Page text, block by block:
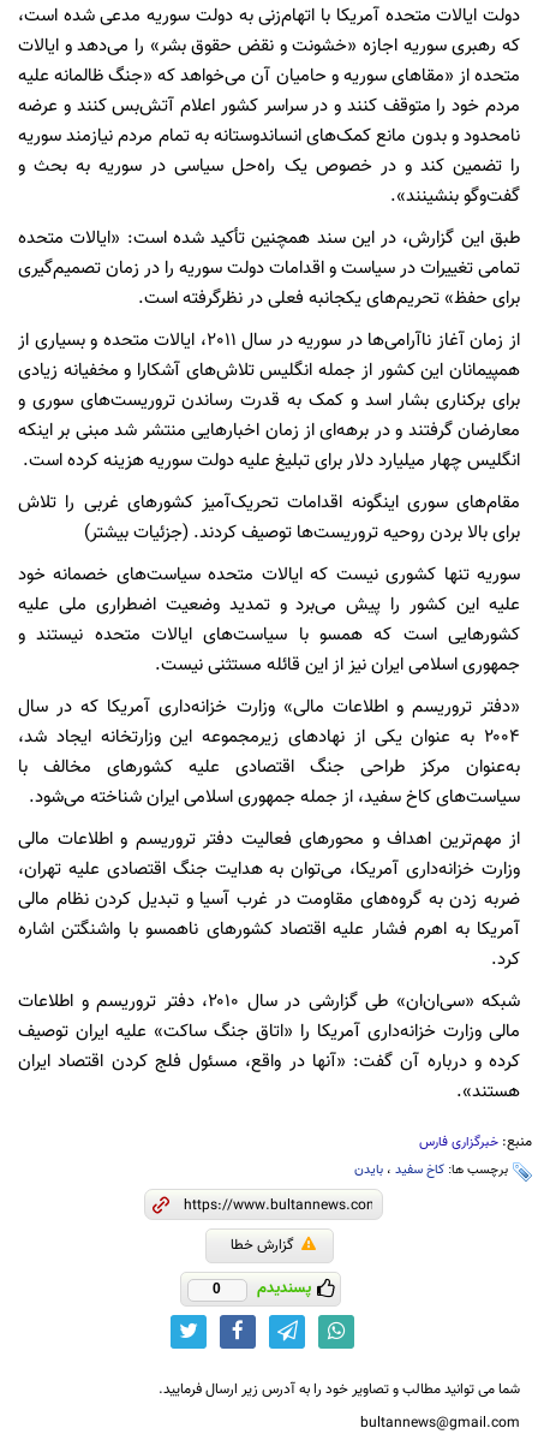
دولت ایالات متحده آمریکا با اتهام‌زنی به دولت سوریه مدعی شده است،
که رهبری سوریه اجازه «خشونت و نقض حقوق بشر» را می‌دهد و ایالات
متحده از «مقا‌های سوریه و حامیان آن می‌خواهد که «جنگ ظالمانه علیه
مردم خود را متوقف کنند و در سراسر کشور اعلام آتش‌بس کنند و عرضه
نامحدود و بدون مانع کمک‌های انساندوستانه به تمام مردم نیازمند سوریه
را تضمین کند و در خصوص یک راه‌حل سیاسی در سوریه به بحث و
گفت‌وگو بنشینند».
طبق این گزارش، در این سند همچنین تأکید شده است: «ایالات متحده
تمامی تغییرات در سیاست و اقدامات دولت سوریه را در زمان تصمیم‌گیری
برای حفظ» تحریم‌های یکجانبه فعلی در نظرگرفته است.
از زمان آغاز ناآرامی‌ها در سوریه در سال 2011، ایالات متحده و بسیاری از
همپیمانان این کشور از جمله انگلیس تلاش‌های آشکارا و مخفیانه‌ زیادی
برای برکناری بشار اسد و کمک به قدرت رساندن تروریست‌های سوری و
معارضان گرفتند و در برهه‌ای از زمان اخبارهایی منتشر شد مبنی بر اینکه
انگلیس چهار میلیارد دلار برای تبلیغ علیه دولت سوریه هزینه کرده است.
مقام‌های سوری اینگونه اقدامات تحریک‌آمیز کشورهای غربی را تلاش‌
برای بالا بردن روحیه تروریست‌ها توصیف کردند. (جزئیات بیشتر)
سوریه تنها کشوری نیست که ایالات متحده سیاست‌های خصمانه خود
علیه این کشور را پیش می‌برد و تمدید وضعیت اضطراری ملی علیه
کشورهایی است که همسو با سیاست‌های ایالات متحده نیستند و
جمهوری اسلامی ایران نیز از این قائله مستثنی نیست.
«دفتر تروریسم و اطلاعات مالی» وزارت خزانه‌داری آمریکا که در سال
۲۰۰۴ به عنوان یکی از نهادهای زیرمجموعه این وزارتخانه ایجاد شد،
به‌عنوان مرکز طراحی جنگ اقتصادی علیه کشورهای مخالف با
سیاست‌های کاخ سفید، از جمله جمهوری اسلامی ایران شناخته می‌شود.
از مهم‌ترین اهداف و محورهای فعالیت دفتر تروریسم و اطلاعات مالی
وزارت خزانه‌داری آمریکا، می‌توان به هدایت جنگ اقتصادی علیه تهران،
ضربه زدن به گروه‌های مقاومت در غرب آسیا و تبدیل کردن نظام مالی
آمریکا به اهرم فشار علیه اقتصاد کشورهای ناهمسو با واشنگتن اشاره
کرد.
شبکه «سی‌ان‌ان» طی گزارشی در سال ۲۰۱۰، دفتر تروریسم و اطلاعات
مالی وزارت خزانه‌داری آمریکا را «اتاق جنگ ساکت» علیه ایران توصیف
کرده و درباره آن گفت: «آنها در واقع، مسئول فلج کردن اقتصاد ایران
هستند».
منبع: خبرگزاری فارس
برچسب ها: کاخ سفید ، بایدن
گزارش خطا
پسندیدم 0
شما می توانید مطالب و تصاویر خود را به آدرس زیر ارسال فرمایید.
bultannews@gmail.com